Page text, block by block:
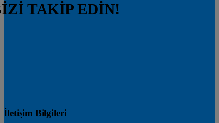
TAKİP EDİN!
İletişim Bilgileri